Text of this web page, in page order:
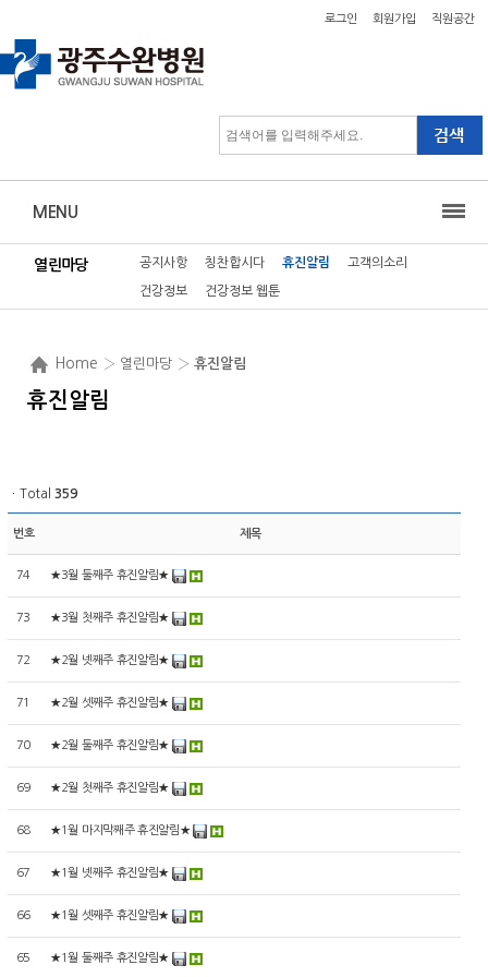
로그인 회원가입 직원공간
MENU
열린마당 공지사항 칭찬합시다 휴진알림 고객의소리
건강정보 건강정보 웹툰
Home › 열린마당 › 휴진알림
휴진알림
ㆍTotal 359
번호 제목
74 ★3월 둘째주 휴진알림★
73 ★3월 첫째주 휴진알림★
72 ★2월 넷째주 휴진알림★
71 ★2월 셋째주 휴진알림★
70 ★2월 둘째주 휴진알림★
69 ★2월 첫째주 휴진알림★
68 ★1월 마지막째주 휴진알림★
67 ★1월 넷째주 휴진알림★
66 ★1월 셋째주 휴진알림★
65 ★1월 둘째주 휴진알림★